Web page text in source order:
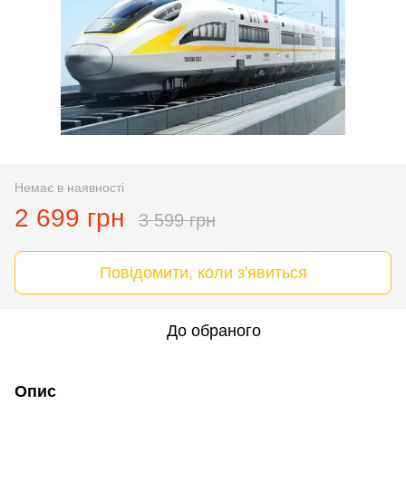
Немає в наявності
2 699 грн 3 599 грн
Повідомити, коли з'явиться
До обраного
Опис